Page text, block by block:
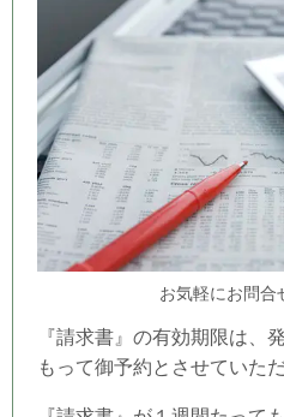
お気軽にお問合
『請求書』の有効期限は、
もって御予約とさせていた